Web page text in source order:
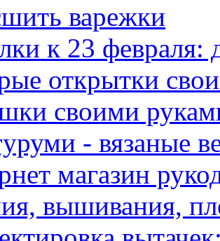
варежки
к 23 февраля:
открытки
своими
- вязаные
магазин
вышивания,